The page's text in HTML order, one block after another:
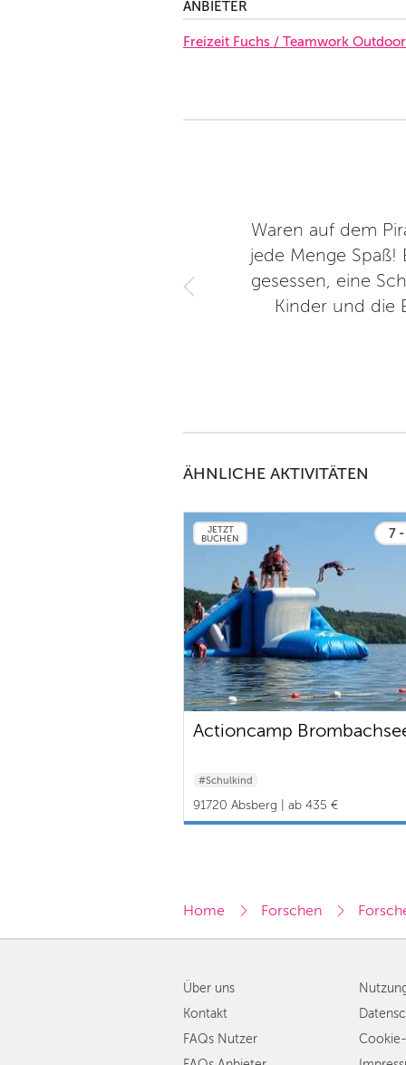
ANBIETER
Freizeit Fuchs / Teamwork
Waren auf dem
jede Menge Spaß!
gesessen, eine
Kinder und die
ÄHNLICHE AKTIVITÄTEN
JETZT
BUCHEN
7 -
Actioncamp
#Schulkind
91720 Absberg | ab 435 €
Home Forschen
Über uns
Kontakt
FAQs Nutzer